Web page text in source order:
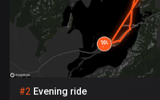
Bahrain
17 rutter
Bangladesh
409 rutter
Barbados
#2 Evening ride